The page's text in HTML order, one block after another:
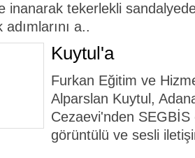
inanarak tekerlekli
a..
Kuytul'a
Furkan Eğitim ve
Alparslan Kuytul,
Cezaevi'nden SEGBİS
görüntülü ve sesli